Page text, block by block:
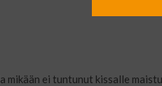
ei tuntunut kissalle